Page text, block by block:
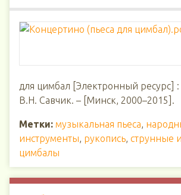
для цимбал [Электронный ресурс]
В.Н. Савчик. – [Минск, 2000–2015].
Метки: музыкальная пьеса,
инструменты, рукопись, струнные
цимбалы